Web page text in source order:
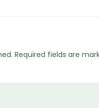
Required fields are